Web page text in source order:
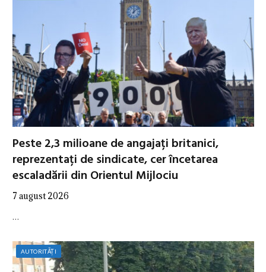
Peste 2,3 milioane de angajați britanici,
reprezentați de sindicate, cer încetarea
escaladării din Orientul Mijlociu
7 august 2026
…
AUTORITĂȚI